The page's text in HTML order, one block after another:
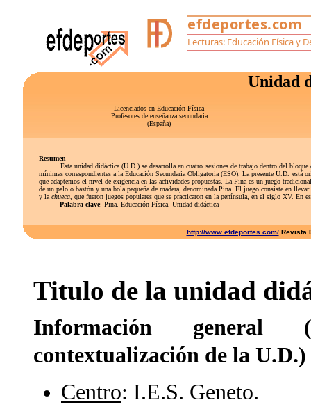
Unidad
Licenciados en Educación Física
Profesores de enseñanza secundaria
(España)
Resumen
Esta unidad didáctica (U.D.) se desarrolla en cuatro sesiones de trabajo dentro del
mínimas correspondientes a la Educación Secundaria Obligatoria (ESO).La presente U.D. está
que adaptemos el nivel de exigencia en las actividades propuestas.La Pina es un juego
de un palo o bastón y una bola pequeña de madera, denominada Pina. El juego consiste en
y la chueca, que fueron juegos populares que se practicaron en la península, en el siglo XV. En
Palabra clave: Pina. Educación Física. Unidad didáctica
http://www.efdeportes.com/Revista
Titulo de la unidad
Información general
contextualización de la U.D.)
Centro: I.E.S. Geneto.